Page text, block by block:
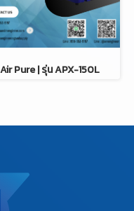
Air Pure | รุ่น APX-150L